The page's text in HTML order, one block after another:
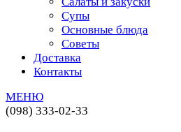
Супы
Основные блюда
Советы
Доставка
Контакты
МЕНЮ
(098) 333-02-33